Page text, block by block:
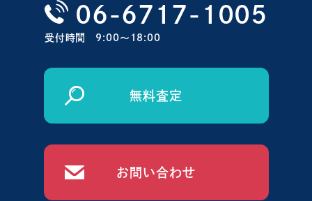
06-6717-1005
受付時間 9:00〜18:00
無料査定
お問い合わせ